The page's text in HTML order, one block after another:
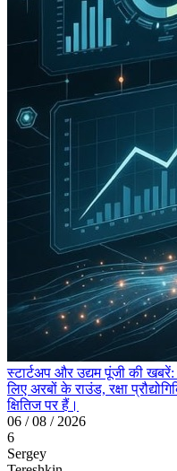
स्टार्टअप और उद्यम पूंजी की
लिए अरबों के राउंड, रक्षा
क्षितिज पर हैं।
06 / 08 / 2026
6
Sergey